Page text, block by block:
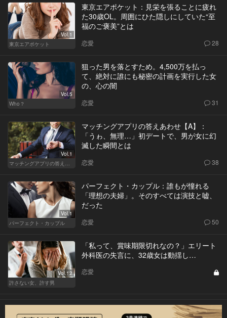
Vol.1
東京エアポケット
東京エアポケット：見栄を張ることに疲れ
た30歳OL。周囲にひた隠しにしていた“至
福のご褒美”とは
恋愛 28
Vol.5
Who？
狙った男を落とすため。4,500万を払っ
て、絶対に誰にも秘密の計画を実行した女
の、心の闇
恋愛 31
Vol.1
マッチングアプリの答えあわせ【A】～SEASON2～
マッチングアプリの答えあわせ【A】：
「うゎ、無理…」初デートで、男が女に幻
滅した瞬間とは
恋愛 38
Vol.1
パーフェクト・カップル
パーフェクト・カップル：誰もが憧れる
「理想の夫婦」。そのすべては演技と嘘、
だった
恋愛 50
Vol.12
許さない女、許す男
「私って、賞味期限切れなの？」エリート
外科医の失言に、32歳女は動揺し…
恋愛